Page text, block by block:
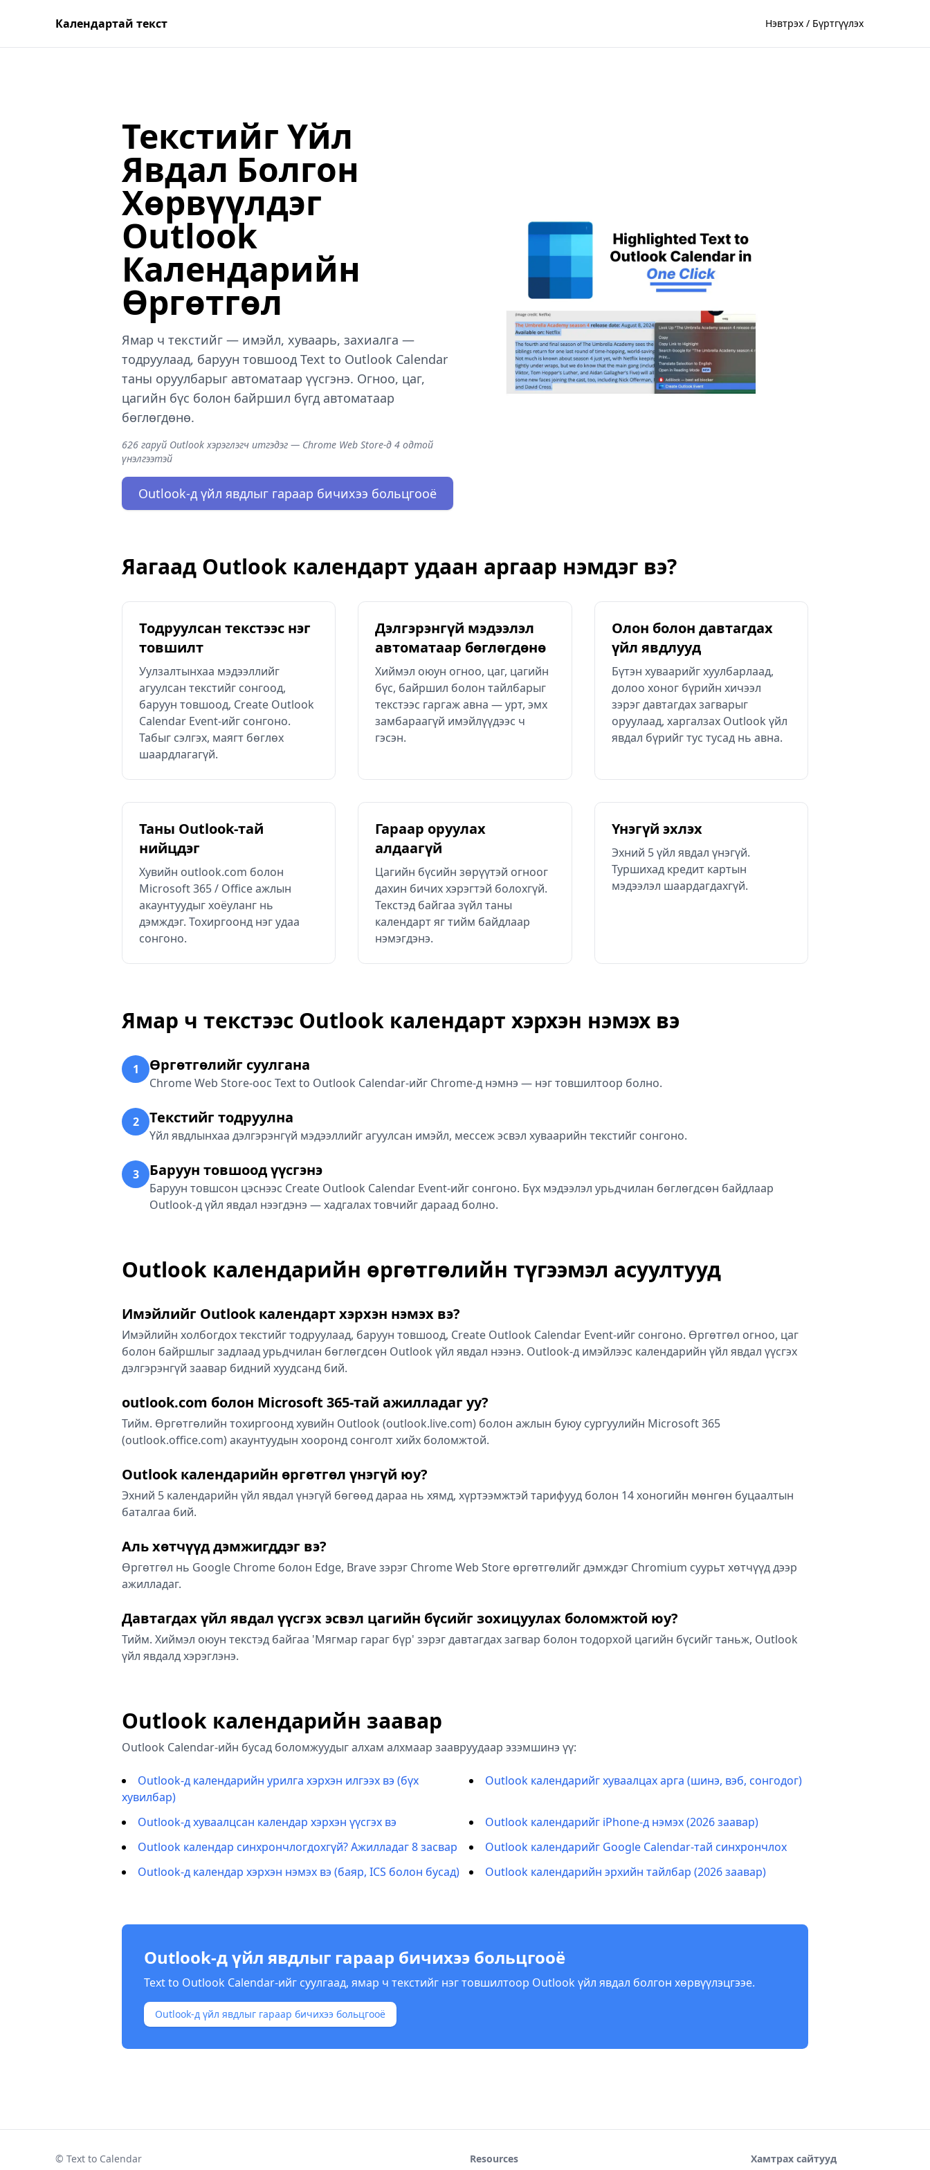
Календартай текст Нэвтрэх / Бүртгүүлэх
Текстийг Үйл
Явдал Болгон
Хөрвүүлдэг
Outlook
Календарийн
Өргөтгөл
Ямар ч текстийг — имэйл, хуваарь, захиалга —
тодруулаад, баруун товшоод Text to Outlook Calendar
таны оруулбарыг автоматаар үүсгэнэ. Огноо, цаг,
цагийн бүс болон байршил бүгд автоматаар
бөглөгдөнө.
626 гаруй Outlook хэрэглэгч итгэдэг — Chrome Web Store-д 4 одтой
үнэлгээтэй
Outlook-д үйл явдлыг гараар бичихээ больцгооё
Яагаад Outlook календарт удаан аргаар нэмдэг вэ?
Тодруулсан текстээс нэг
товшилт
Уулзалтынхаа мэдээллийг
агуулсан текстийг сонгоод,
баруун товшоод, Create Outlook
Calendar Event-ийг сонгоно.
Табыг сэлгэх, маягт бөглөх
шаардлагагүй.
Дэлгэрэнгүй мэдээлэл
автоматаар бөглөгдөнө
Хиймэл оюун огноо, цаг, цагийн
бүс, байршил болон тайлбарыг
текстээс гаргаж авна — урт, эмх
замбараагүй имэйлүүдээс ч
гэсэн.
Олон болон давтагдах
үйл явдлууд
Бүтэн хуваарийг хуулбарлаад,
долоо хоног бүрийн хичээл
зэрэг давтагдах загварыг
оруулаад, харгалзах Outlook үйл
явдал бүрийг тус тусад нь авна.
Таны Outlook-тай
нийцдэг
Хувийн outlook.com болон
Microsoft 365 / Office ажлын
акаунтуудыг хоёуланг нь
дэмждэг. Тохиргоонд нэг удаа
сонгоно.
Гараар оруулах
алдаагүй
Цагийн бүсийн зөрүүтэй огноог
дахин бичих хэрэгтэй болохгүй.
Текстэд байгаа зүйл таны
календарт яг тийм байдлаар
нэмэгдэнэ.
Үнэгүй эхлэх
Эхний 5 үйл явдал үнэгүй.
Туршихад кредит картын
мэдээлэл шаардагдахгүй.
Ямар ч текстээс Outlook календарт хэрхэн нэмэх вэ
1 Өргөтгөлийг суулгана
Chrome Web Store-оос Text to Outlook Calendar-ийг Chrome-д нэмнэ — нэг товшилтоор болно.
2 Текстийг тодруулна
Үйл явдлынхаа дэлгэрэнгүй мэдээллийг агуулсан имэйл, мессеж эсвэл хуваарийн текстийг сонгоно.
3 Баруун товшоод үүсгэнэ
Баруун товшсон цэснээс Create Outlook Calendar Event-ийг сонгоно. Бүх мэдээлэл урьдчилан бөглөгдсөн байдлаар
Outlook-д үйл явдал нээгдэнэ — хадгалах товчийг дараад болно.
Outlook календарийн өргөтгөлийн түгээмэл асуултууд
Имэйлийг Outlook календарт хэрхэн нэмэх вэ?
Имэйлийн холбогдох текстийг тодруулаад, баруун товшоод, Create Outlook Calendar Event-ийг сонгоно. Өргөтгөл огноо, цаг
болон байршлыг задлаад урьдчилан бөглөгдсөн Outlook үйл явдал нээнэ. Outlook-д имэйлээс календарийн үйл явдал үүсгэх
дэлгэрэнгүй заавар бидний хуудсанд бий.
outlook.com болон Microsoft 365-тай ажилладаг уу?
Тийм. Өргөтгөлийн тохиргоонд хувийн Outlook (outlook.live.com) болон ажлын буюу сургуулийн Microsoft 365
(outlook.office.com) акаунтуудын хооронд сонголт хийх боломжтой.
Outlook календарийн өргөтгөл үнэгүй юу?
Эхний 5 календарийн үйл явдал үнэгүй бөгөөд дараа нь хямд, хүртээмжтэй тарифууд болон 14 хоногийн мөнгөн буцаалтын
баталгаа бий.
Аль хөтчүүд дэмжигддэг вэ?
Өргөтгөл нь Google Chrome болон Edge, Brave зэрэг Chrome Web Store өргөтгөлийг дэмждэг Chromium суурьт хөтчүүд дээр
ажилладаг.
Давтагдах үйл явдал үүсгэх эсвэл цагийн бүсийг зохицуулах боломжтой юу?
Тийм. Хиймэл оюун текстэд байгаа 'Мягмар гараг бүр' зэрэг давтагдах загвар болон тодорхой цагийн бүсийг таньж, Outlook
үйл явдалд хэрэглэнэ.
Outlook календарийн заавар
Outlook Calendar-ийн бусад боломжуудыг алхам алхмаар заавруудаар эзэмшинэ үү:
Outlook-д календарийн урилга хэрхэн илгээх вэ (бүх
хувилбар)
Outlook календарийг хуваалцах арга (шинэ, вэб, сонгодог)
Outlook-д хуваалцсан календар хэрхэн үүсгэх вэ
Outlook календарийг iPhone-д нэмэх (2026 заавар)
Outlook календар синхрончлогдохгүй? Ажилладаг 8 засвар
Outlook календарийг Google Calendar-тай синхрончлох
Outlook-д календар хэрхэн нэмэх вэ (баяр, ICS болон бусад)
Outlook календарийн эрхийн тайлбар (2026 заавар)
Outlook-д үйл явдлыг гараар бичихээ больцгооё
Text to Outlook Calendar-ийг суулгаад, ямар ч текстийг нэг товшилтоор Outlook үйл явдал болгон хөрвүүлэцгээе.
Outlook-д үйл явдлыг гараар бичихээ больцгооё
© Text to Calendar Resources Хамтрах сайтууд